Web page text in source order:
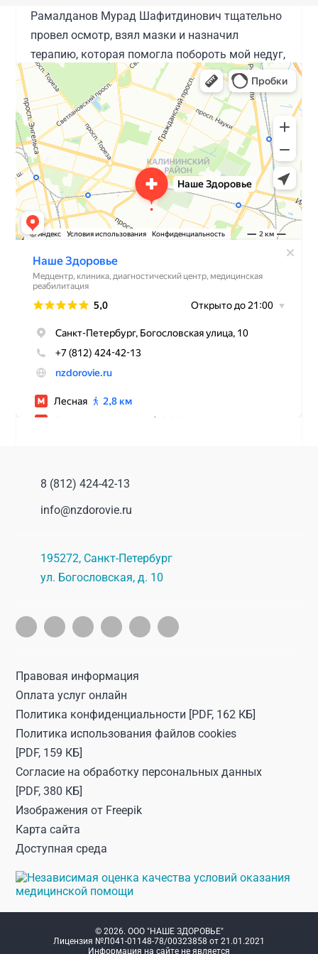
Рамалданов Мурад Шафитдинович тщательно
провел осмотр, взял мазки и назначил
терапию, которая помогла побороть мой недуг,
с которым я к нему обратился. Очень хороший
и располагающий к себе врач. Если к урологу,
то только к нему.
Источник: prodoctorov.ru
kam....@....com 2021-09-01
Про доктора Рамалданова М.Ш. Прекрасный
врач! Очень мудрый, в общении с пациентами.
Побольше бы таких врачей!
Источник: spb.napopravku.ru
Светлана
поздравить с правильным выбором
Источник: spb.napopravku.ru
+1000 баллов. Замечательный, грамотный
врач, все объяснит, расскажет подробно.
Источник:+1000 баллов. Замечательный,
8 (812) 424-42-13
info@nzdorovie.ru
195272, Санкт-Петербург
ул. Богословская, д. 10
Правовая информация
Оплата услуг онлайн
Политика конфиденциальности [PDF, 162 КБ]
Политика использования файлов cookies
[PDF, 159 КБ]
Согласие на обработку персональных данных
[PDF, 380 КБ]
Изображения от Freepik
Карта сайта
Доступная среда
© 2026. ООО "НАШЕ ЗДОРОВЬЕ"
Лицензия №Л041-01148-78/00323858 от 21.01.2021
Информация на сайте не является